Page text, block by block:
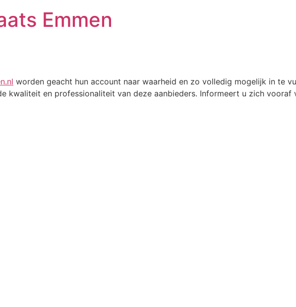
Emmen
worden geacht hun account naar waarheid en zo volledig mogelijk in te
kwaliteit en professionaliteit van deze aanbieders. Informeert u zich vooraf